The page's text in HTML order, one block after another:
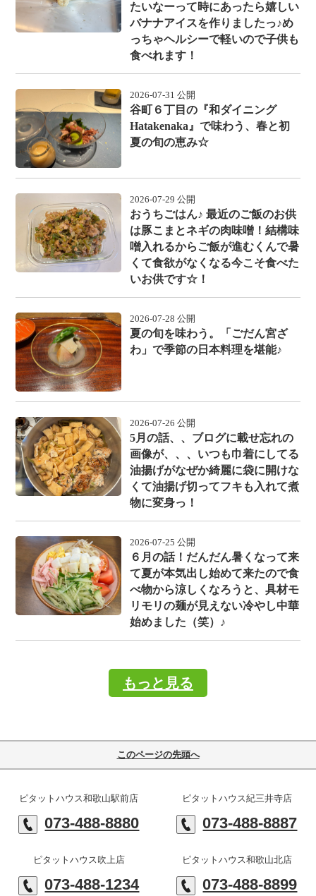
たいなーって時にあったら嬉しい
バナナアイスを作りましたっ♪め
っちゃヘルシーで軽いので子供も
食べれます！
2026-07-31 公開
谷町６丁目の『和ダイニング
Hatakenaka』で味わう、春と初
夏の旬の恵み☆
2026-07-29 公開
おうちごはん♪ 最近のご飯のお供
は豚こまとネギの肉味噌！結構味
噌入れるからご飯が進むくんで暑
くて食欲がなくなる今こそ食べた
いお供です☆！
2026-07-28 公開
夏の旬を味わう。「ごだん宮ざ
わ」で季節の日本料理を堪能♪
2026-07-26 公開
5月の話、、ブログに載せ忘れの
画像が、、、いつも巾着にしてる
油揚げがなぜか綺麗に袋に開けな
くて油揚げ切ってフキも入れて煮
物に変身っ！
2026-07-25 公開
６月の話！だんだん暑くなって来
て夏が本気出し始めて来たので食
べ物から涼しくなろうと、具材モ
リモリの麺が見えない冷やし中華
始めました（笑）♪
もっと見る
このページの先頭へ
ピタットハウス和歌山駅前店
073-488-8880
ピタットハウス紀三井寺店
073-488-8887
ピタットハウス吹上店
073-488-1234
ピタットハウス和歌山北店
073-488-8899